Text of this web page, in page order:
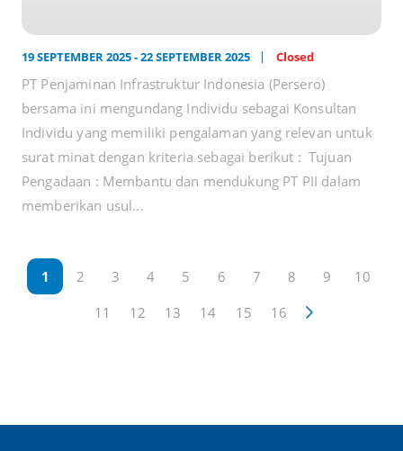
19 SEPTEMBER 2025 - 22 SEPTEMBER 2025 Closed
PT Penjaminan Infrastruktur Indonesia (Persero)
bersama ini mengundang Individu sebagai Konsultan
Individu yang memiliki pengalaman yang relevan untuk
surat minat dengan kriteria sebagai berikut : Tujuan
Pengadaan : Membantu dan mendukung PT PII dalam
memberikan usul...
1 2 3 4 5 6 7 8 9
10
11
12 13 14 15 16